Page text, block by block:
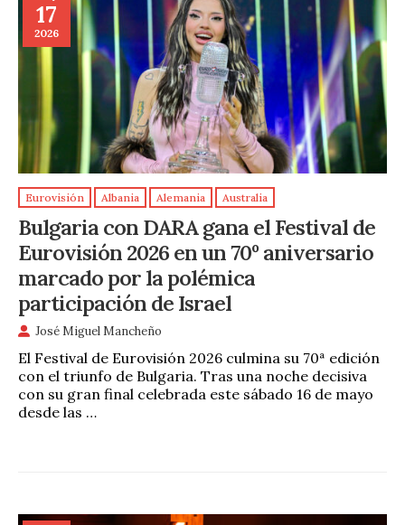
17
2026
Eurovisión Albania Alemania Australia
Bulgaria con DARA gana el Festival de
Eurovisión 2026 en un 70º aniversario
marcado por la polémica
participación de Israel
José Miguel Mancheño
El Festival de Eurovisión 2026 culmina su 70ª edición
con el triunfo de Bulgaria. Tras una noche decisiva
con su gran final celebrada este sábado 16 de mayo
desde las …